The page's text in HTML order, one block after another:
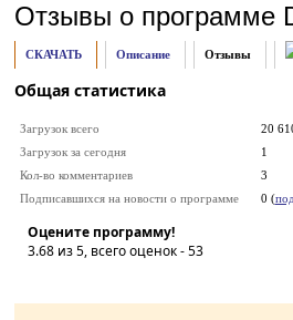
Отзывы о программе
СКАЧАТЬ Описание Отзывы
Общая статистика
Загрузок всего
20
Загрузок за сегодня
1
Кол-во комментариев
3
Подписавшихся на новости о программе
0 (
Оцените программу!
3.68из 5, всего оценок -53